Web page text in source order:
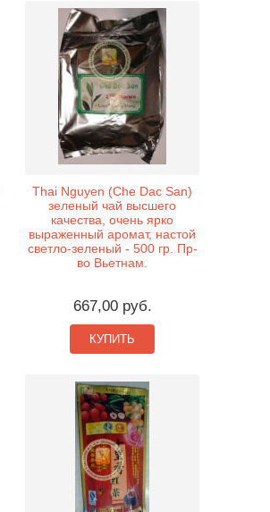
Thai Nguyen (Che Dac San)
зеленый чай высшего
качества, очень ярко
выраженный аромат, настой
светло-зеленый - 500 гр. Пр-
во Вьетнам.
667,00 руб.
КУПИТЬ